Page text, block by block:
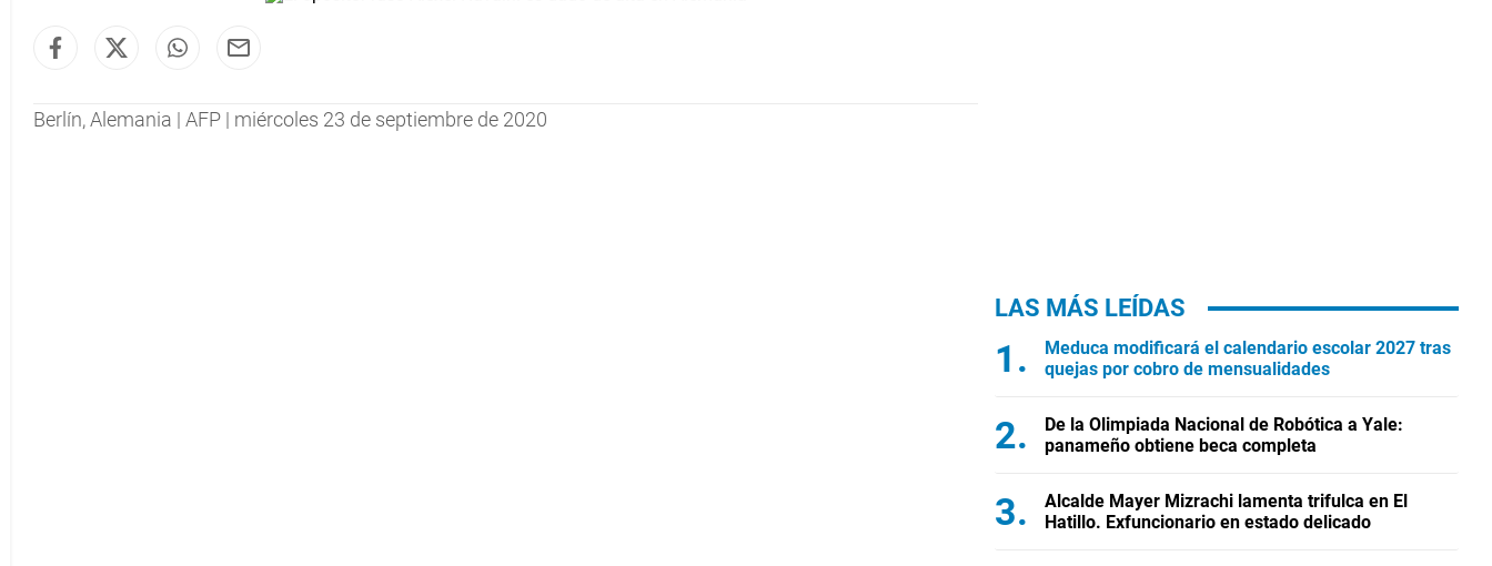
Berlín, Alemania | AFP | miércoles 23 de septiembre de 2020
LAS MÁS LEÍDAS
Meduca modificará el calendario escolar 2027 tras
quejas por cobro de mensualidades
De la Olimpiada Nacional de Robótica a Yale:
panameño obtiene beca completa
Alcalde Mayer Mizrachi lamenta trifulca en El
Hatillo. Exfuncionario en estado delicado